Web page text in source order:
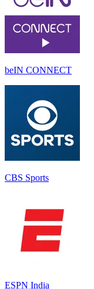
beIN CONNECT
CBS Sports
ESPN India